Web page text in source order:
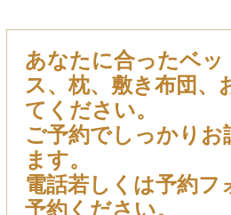
あなたに合ったベッ
ス、枕、敷き布団、
てください。
ご予約でしっかりお
ます。
電話若しくは予約フ
予約ください。